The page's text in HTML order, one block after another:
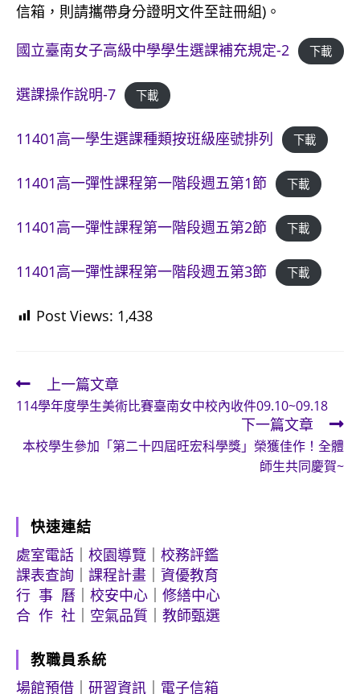
信箱，則請攜帶身分證明文件至註冊組)。
國立臺南女子高級中學學生選課補充規定-2
下載
選課操作說明-7 下載
11401高一學生選課種類按班級座號排列 下載
11401高一彈性課程第一階段週五第1節 下載
11401高一彈性課程第一階段週五第2節 下載
11401高一彈性課程第一階段週五第3節 下載
Post Views: 1,438
Read
more
articles
上一篇文章
114學年度學生美術比賽臺南女中校內收件09.10~09.18
下一篇文章
本校學生參加「第二十四屆旺宏科學獎」榮獲佳作！全體
師生共同慶賀~
快速連結
處室電話
校園導覽
校務評鑑
課表查詢
課程計畫
資優教育
行 事 曆
校安中心
修繕中心
合 作 社
空氣品質 教師甄選
教職員系統
場館預借
研習資訊
電子信箱